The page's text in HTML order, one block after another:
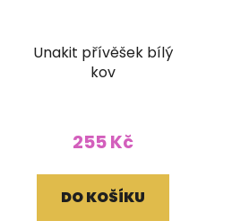
Unakit přívěšek bílý
kov
255 Kč
DO KOŠÍKU